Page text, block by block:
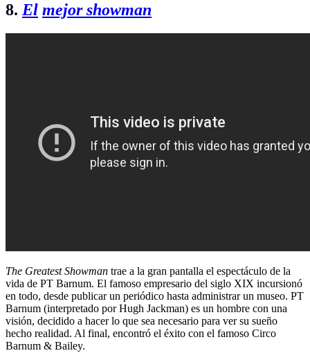
8. El mejor showman
The Greatest Showman trae a la gran pantalla el espectáculo de la
vida de PT Barnum. El famoso empresario del siglo XIX incursionó
en todo, desde publicar un periódico hasta administrar un museo. PT
Barnum (interpretado por Hugh Jackman) es un hombre con una
visión, decidido a hacer lo que sea necesario para ver su sueño
hecho realidad. Al final, encontró el éxito con el famoso Circo
Barnum & Bailey.